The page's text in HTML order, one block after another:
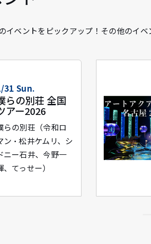
イベントをピックアップ！その他のイベ
24 Fri.~9/23
ートアクアリウ
展 名古屋2026
・香・音が織りな
幻想の金魚アート